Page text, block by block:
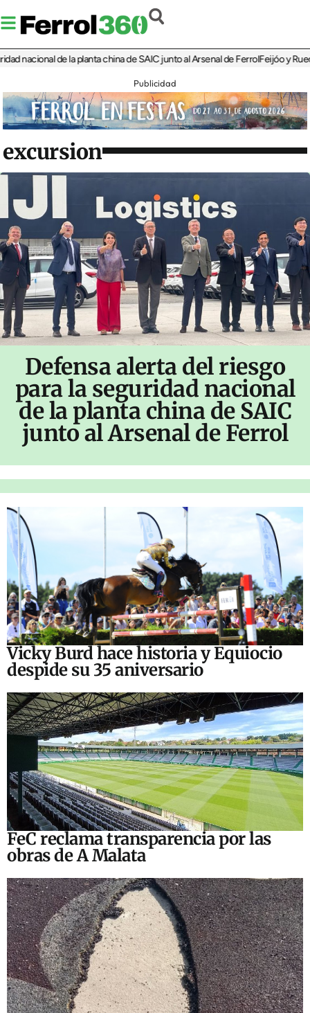
de la planta china de SAIC junto al Arsenal de FerrolFeijóo y Rueda
Publicidad
excursion
Defensa alerta del riesgo
para la seguridad nacional
de la planta china de SAIC
junto al Arsenal de Ferrol
Vicky Burd hace historia y Equiocio
despide su 35 aniversario
FeC reclama transparencia por las
obras de A Malata